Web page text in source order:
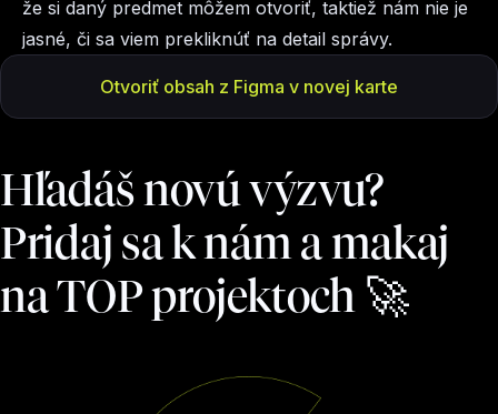
že si daný predmet môžem otvoriť, taktiež nám nie je
jasné, či sa viem prekliknúť na detail správy.
Otvoriť obsah z Figma v novej karte
Hľadáš novú výzvu?
Pridaj sa k nám a makaj
na TOP projektoch 🚀